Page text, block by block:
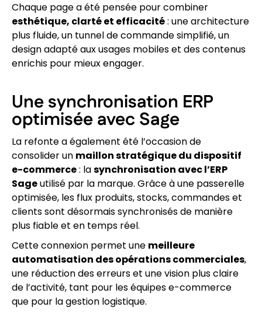
Chaque page a été pensée pour combiner
esthétique, clarté et efficacité: une architecture
plus fluide, un tunnel de commande simplifié, un
design adapté aux usages mobiles et des contenus
enrichis pour mieux engager.
Une synchronisation ERP
optimisée avec Sage
La refonte a également été l’occasion de
consolider un maillon stratégique du dispositif
e-commerce: lasynchronisation avec l’ERP
Sageutilisé par la marque. Grâce à une passerelle
optimisée, les flux produits, stocks, commandes et
clients sont désormais synchronisés de manière
plus fiable et en temps réel.
Cette connexion permet une meilleure
automatisation des opérations commerciales,
une réduction des erreurs et une vision plus claire
de l’activité, tant pour les équipes e-commerce
que pour la gestion logistique.